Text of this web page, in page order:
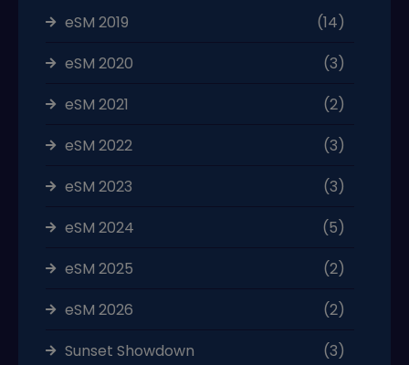
eSM 2019
(14)
eSM 2020
(3)
eSM 2021
(2)
eSM 2022
(3)
eSM 2023
(3)
eSM 2024
(5)
eSM 2025
(2)
eSM 2026
(2)
Sunset Showdown
(3)